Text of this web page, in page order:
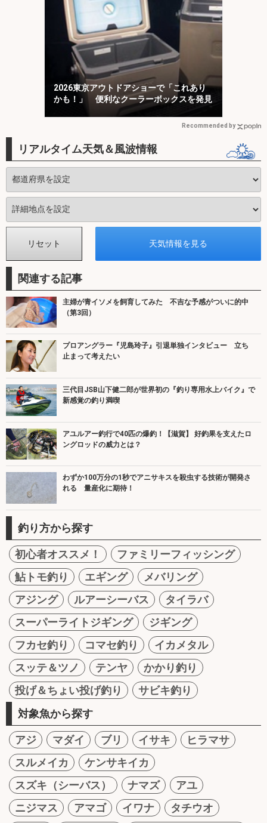
2026東京アウトドアショーで「これあり
かも！」 便利なクーラーボックスを発見
Recommended by
リアルタイム天気＆風波情報
関連する記事
主婦が青イソメを飼育してみた 不吉な予感がついに的中
（第3回）
プロアングラー『児島玲子』引退単独インタビュー 立ち
止まって考えたい
三代目JSB山下健二郎が世界初の『釣り専用水上バイク』で
新感覚の釣り満喫
アユルアー釣行で40匹の爆釣！【滋賀】 好釣果を支えたロ
ングロッドの威力とは？
わずか100万分の1秒でアニサキスを殺虫する技術が開発さ
れる 量産化に期待！
釣り方から探す
初心者オススメ！
ファミリーフィッシング
鮎トモ釣り
エギング
メバリング
アジング
ルアーシーバス
タイラバ
スーパーライトジギング
ジギング
フカセ釣り
コマセ釣り
イカメタル
スッテ＆ツノ
テンヤ
かかり釣り
投げ＆ちょい投げ釣り
サビキ釣り
対象魚から探す
アジ マダイ ブリ イサキ
ヒラマサ
スルメイカ
ケンサキイカ
スズキ（シーバス）
ナマズ
アユ
ニジマス
アマゴ イワナ
タチウオ